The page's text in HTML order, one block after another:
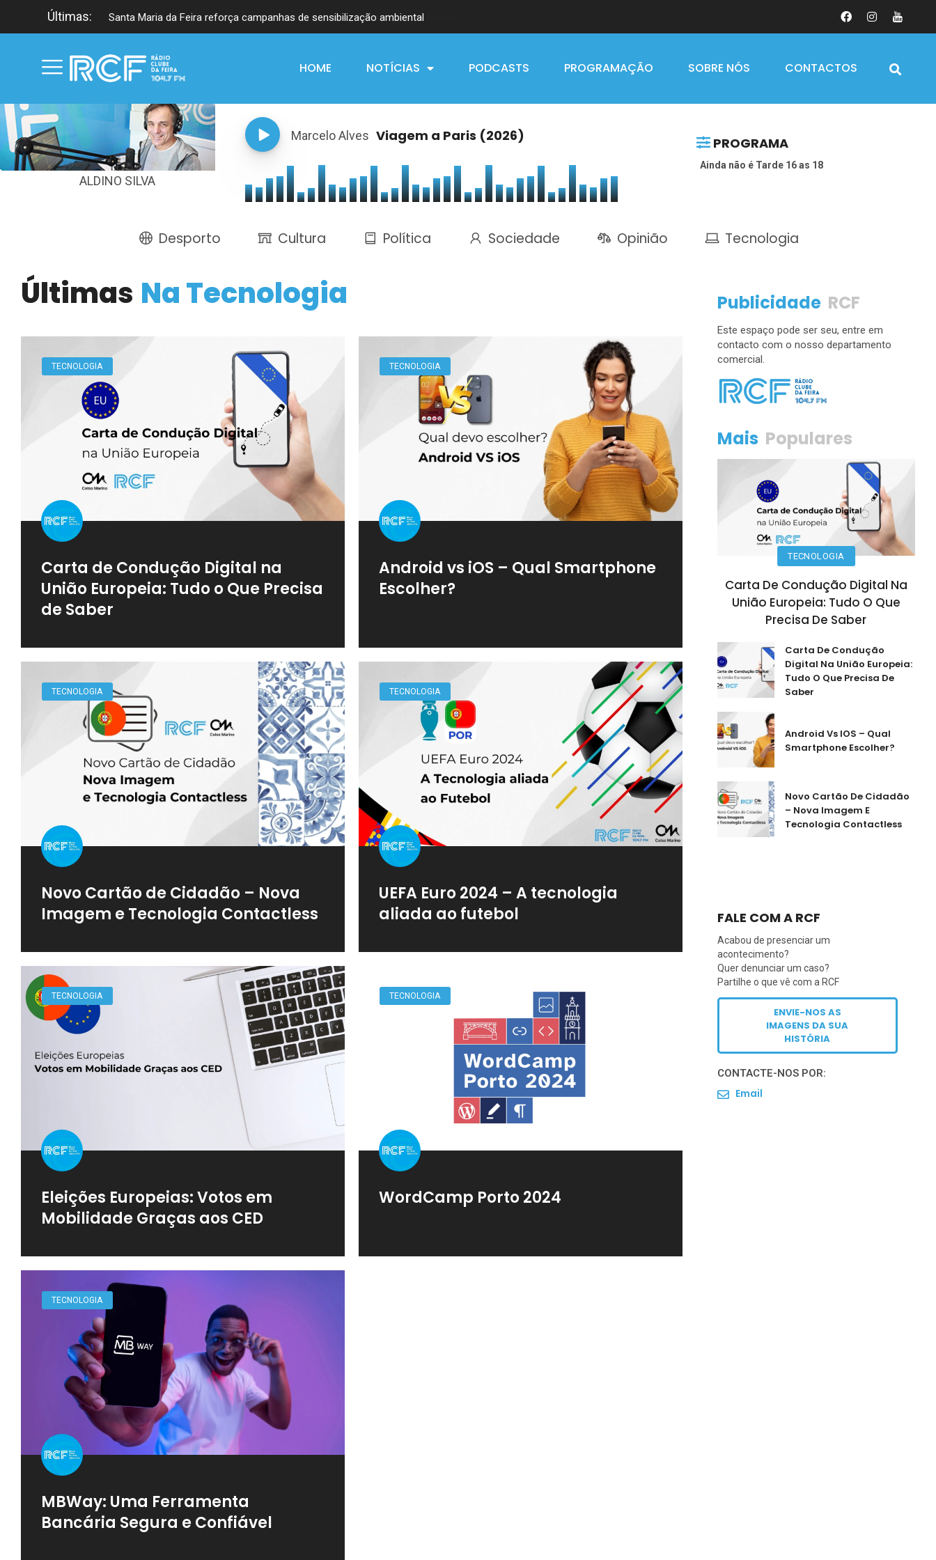
Últimas: Santa Maria da Feira reforça campanhas de sensibilização ambiental
HOME NOTÍCIAS PODCASTS PROGRAMAÇÃO SOBRE NÓS CONTACTOS
ALDINO SILVA
Marcelo Alves Viagem a Paris (2026) PROGRAMA
Ainda não é Tarde 16 as 18
Desporto Cultura Política Sociedade Opinião Tecnologia
Últimas Na Tecnologia
TECNOLOGIA
Carta de Condução Digital na
União Europeia: Tudo o Que Precisa
de Saber
TECNOLOGIA
Android vs iOS – Qual Smartphone
Escolher?
TECNOLOGIA
Novo Cartão de Cidadão – Nova
Imagem e Tecnologia Contactless
TECNOLOGIA
UEFA Euro 2024 – A tecnologia
aliada ao futebol
TECNOLOGIA
Eleições Europeias: Votos em
Mobilidade Graças aos CED
TECNOLOGIA
WordCamp Porto 2024
TECNOLOGIA
MBWay: Uma Ferramenta
Bancária Segura e Confiável
Publicidade RCF
Este espaço pode ser seu, entre em
contacto com o nosso departamento
comercial.
Mais Populares
TECNOLOGIA
Carta De Condução Digital Na
União Europeia: Tudo O Que
Precisa De Saber
Carta De Condução
Digital Na União Europeia:
Tudo O Que Precisa De
Saber
Android Vs IOS – Qual
Smartphone Escolher?
Novo Cartão De Cidadão
– Nova Imagem E
Tecnologia Contactless
FALE COM A RCF
Acabou de presenciar um
acontecimento?
Quer denunciar um caso?
Partilhe o que vê com a RCF
ENVIE-NOS AS
IMAGENS DA SUA
HISTÓRIA
CONTACTE-NOS POR:
Email